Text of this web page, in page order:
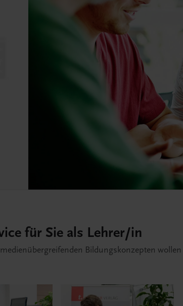
für Sie als Lehrer/in
Bildungskonzepten